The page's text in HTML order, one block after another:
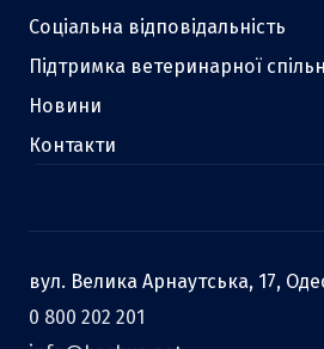
Соціальна відповідальність
Підтримка ветеринарної
Новини
Контакти
вул. Велика Арнаутська, 17,
0 800 202 201